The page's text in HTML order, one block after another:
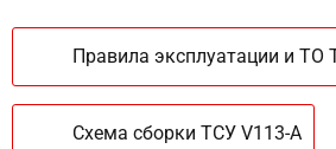
Правила эксплуатации и ТО
Схема сборки ТСУ V113-A